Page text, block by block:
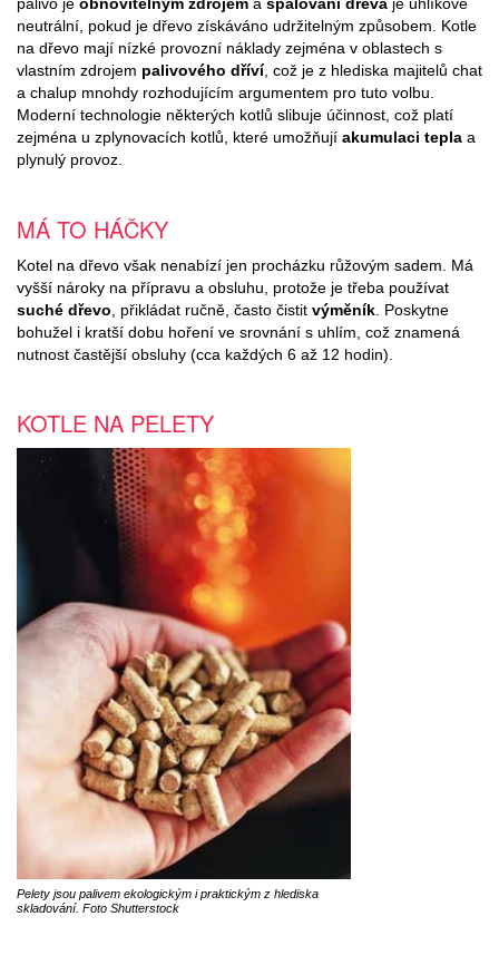
palivo je obnovitelným zdrojem a spalování dřeva je uhlíkově
neutrální, pokud je dřevo získáváno udržitelným způsobem. Kotle
na dřevo mají nízké provozní náklady zejména v oblastech s
vlastním zdrojem palivového dříví, což je z hlediska majitelů chat
a chalup mnohdy rozhodujícím argumentem pro tuto volbu.
Moderní technologie některých kotlů slibuje účinnost, což platí
zejména u zplynovacích kotlů, které umožňují akumulaci tepla a
plynulý provoz.
MÁ TO HÁČKY
Kotel na dřevo však nenabízí jen procházku růžovým sadem. Má
vyšší nároky na přípravu a obsluhu, protože je třeba používat
suché dřevo , přikládat ručně, často čistit výměník . Poskytne
bohužel i kratší dobu hoření ve srovnání s uhlím, což znamená
nutnost častější obsluhy (cca každých 6 až 12 hodin).
KOTLE NA PELETY
Pelety jsou palivem ekologickým i praktickým z hlediska
skladování. Foto Shutterstock